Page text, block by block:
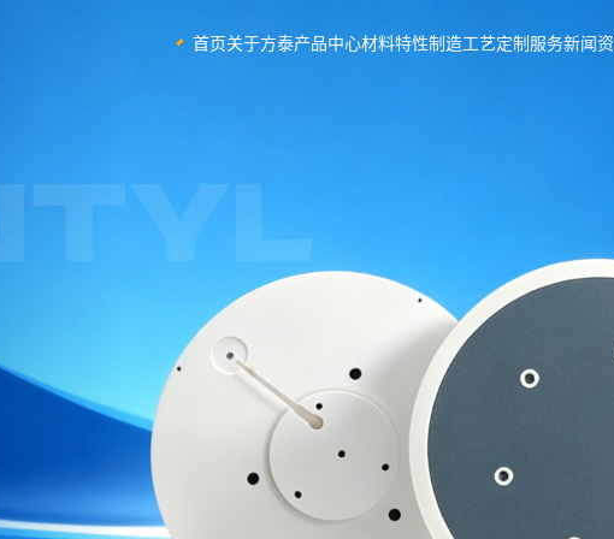
首页 关于方泰产品中心材料特性制造工艺定制服务新闻